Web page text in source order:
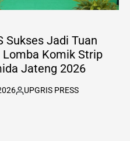
Sukses Jadi Tuan
Lomba Komik Strip
Jateng 2026
Posted
UPGRIS PRESS